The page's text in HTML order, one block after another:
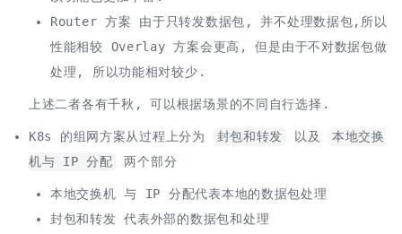
Router 方案 由于只转发数据包, 并不处理数据包,所以
性能相较 Overlay 方案会更高, 但是由于不对数据包做
处理, 所以功能相对较少.
上述二者各有千秋, 可以根据场景的不同自行选择.
K8s 的组网方案从过程上分为 封包和转发 以及
本地交换
机与 IP 分配
两个部分
本地交换机 与 IP 分配代表本地的数据包处理
封包和转发 代表外部的数据包和处理